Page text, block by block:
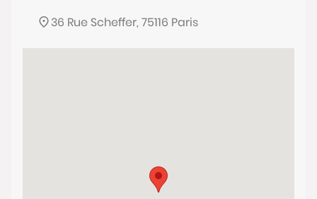
36 Rue Scheffer, 75116 Paris